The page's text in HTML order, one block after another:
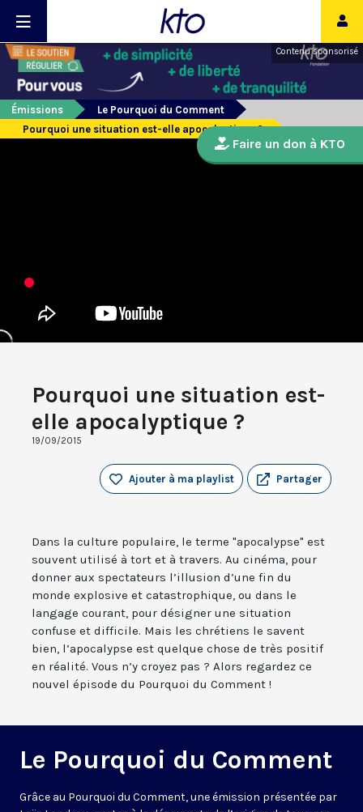
Contenu sponsorisé
Émissions
Le Pourquoi du Comment
Pourquoi une situation est-elle apocalyptique ?
Pourquoi une situation est-
elle apocalyptique ?
19/09/2015
Partager
Ajouter à ma playlist
Dans la culture populaire, le terme "apocalypse" est
souvent utilisé à tort et à travers. Au cinéma, pour
donner aux spectateurs l’illusion d’une fin du
monde explosive et catastrophique, ou dans le
langage courant, pour désigner une situation
confuse et difficile. Mais les chrétiens le savent
bien, l’apocalypse est quelque chose de très positif
en réalité. Vous n’y croyez pas ? Alors regardez ce
nouvel épisode du Pourquoi du Comment !
Le Pourquoi du Comment
Grâce au Pourquoi du Comment, une émission présentée par
Faire un don à KTO